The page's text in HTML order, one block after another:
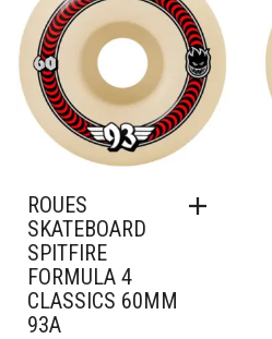
ROUES
SKATEBOARD
SPITFIRE
FORMULA 4
CLASSICS 60MM
93A